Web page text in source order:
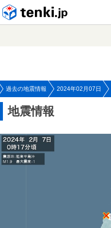
過去の地震情報 2024年02月07日
地震情報